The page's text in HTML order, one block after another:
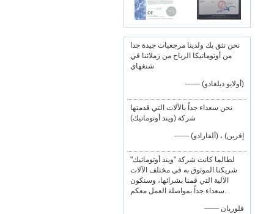
نحن نثق بك ولدينا مرجعيات جيدة جدا
من أوتوماتيكا الرياح من زملائنا في
شنغهاي
—— (أولايو ديلغادو)
نحن سعداء جداً بالآلات التي قدمتها
شركة (ويند أوتوماتيك)
—— إفرين) ، (ألفارادو)
لطالما كانت شركة "ويند أوتوماتيك"
شريكنا الموثوق به في مختلف الآلات
الآلية التي قمنا بشرائها، وسنكون
سعداء جداً بمواصلة العمل معكم.
—— فلوريان